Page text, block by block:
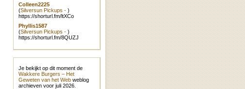
Colleen2225
(Silversun Pickups - )
https://shorturl.fm/ltXCo
Phyllis1587
(Silversun Pickups - )
https://shorturl.fm/8QUZJ
Je bekijkt op dit moment de
Wakkere Burgers – Het
Geweten van het Web weblog
archieven voor juli 2026.